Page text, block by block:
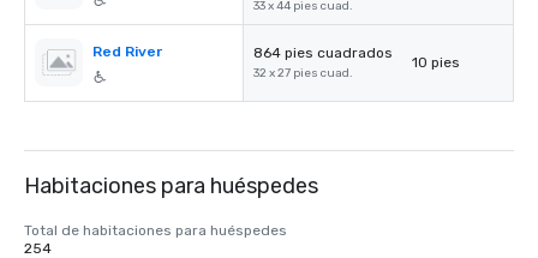
33 x 44 pies cuad.
Red River 864 pies cuadrados
32 x 27 pies cuad.
10 pies
Habitaciones para huéspedes
Total de habitaciones para huéspedes
254